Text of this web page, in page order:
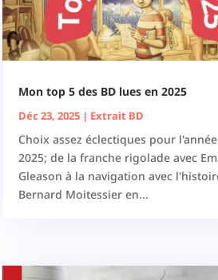
Mon top 5 des BD lues en 2025
Déc 23, 2025 | Extrait BD
Choix assez éclectiques pour
2025; de la franche rigolade avec
Gleason à la navigation avec
Bernard Moitessier en...